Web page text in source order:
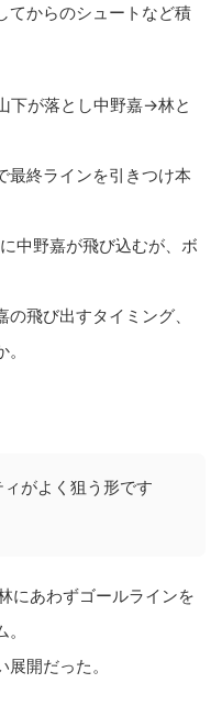
てからのシュートなど積
下が落とし中野嘉→林と
最終ラインを引きつけ本
中野嘉が飛び込むが、ボ
飛び出すタイミング、
がよく狙う形です
あわずゴールラインを
開だった。